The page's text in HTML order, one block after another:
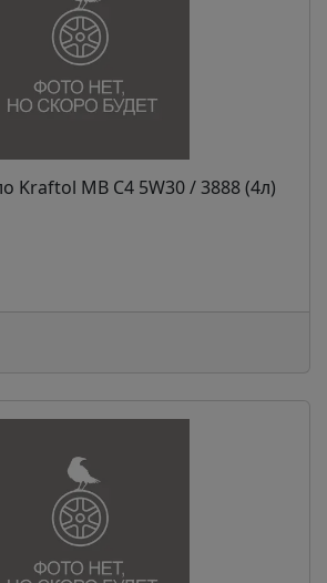
Kraftol MB C4 5W30 / 3888 (4л)